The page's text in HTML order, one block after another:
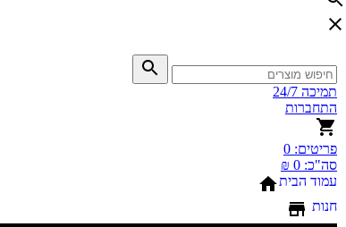
תמיכה 24/7
התחברות
פריטים: 0
סה"כ: 0 ₪
עמוד הבית
חנות